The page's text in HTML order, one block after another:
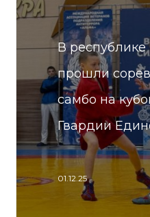
В республике
прошли
самбо на
Гвардии
01.12.25